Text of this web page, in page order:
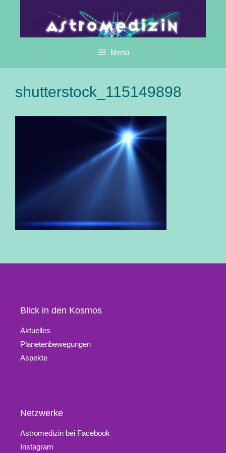
Menü
shutterstock_115149898
Blick in den Kosmos
Aktuelles
Planetenbewegungen
Aspekte
Netzwerke
Astromedizin bei Facebook
Instagram